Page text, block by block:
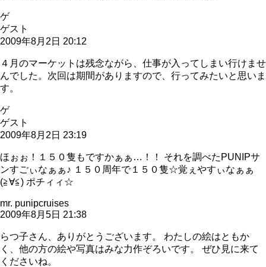
ゲ
ゲスト
2009年8月2日 20:12
４月のマーケットは残念ながら、仕事が入ってしまい行けませ
んでした。次回は期間がありますので、行ってみたいと思いま
す。
ゲ
ゲスト
2009年8月2日 23:19
ほぉぉ！１５０隻もですかぁぁ…！！ それを調べたPUNIPサ
ンすごぃなぁぁ♪ １５０周年で１５０隻☆覚ぇやすぃなぁぁ
(≧∀≦) ポチィィ☆
mr. punipcruises
2009年8月5日 21:38
らつ子さん、ありがとうございます。 わたしの絵はともか
く、他の方の絵や写真はみな力作ぞろいです。 ぜひ見に来て
くださいね。